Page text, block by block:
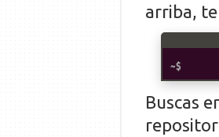
arriba,
Buscas